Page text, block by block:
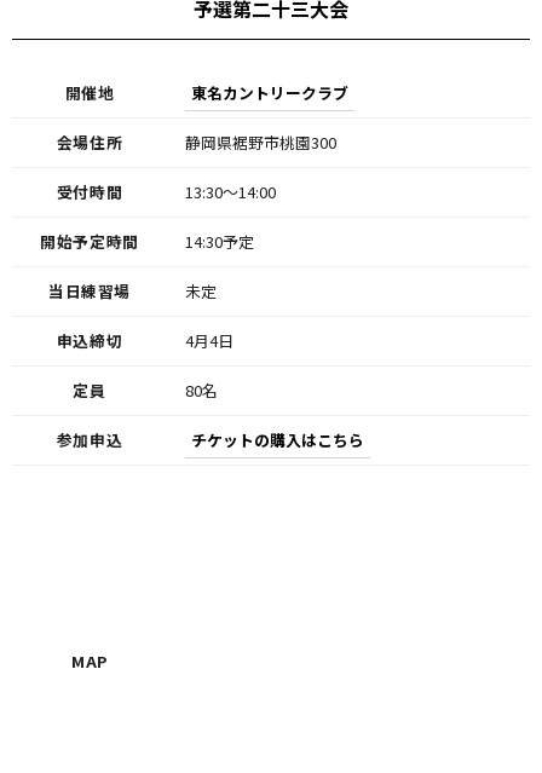
予選第二十三大会
開催地 東名カントリークラブ
会場住所 静岡県裾野市桃園300
受付時間 13:30〜14:00
開始予定時間 14:30予定
当日練習場 未定
申込締切 4月4日
定員 80名
参加申込 チケットの購入はこちら
MAP